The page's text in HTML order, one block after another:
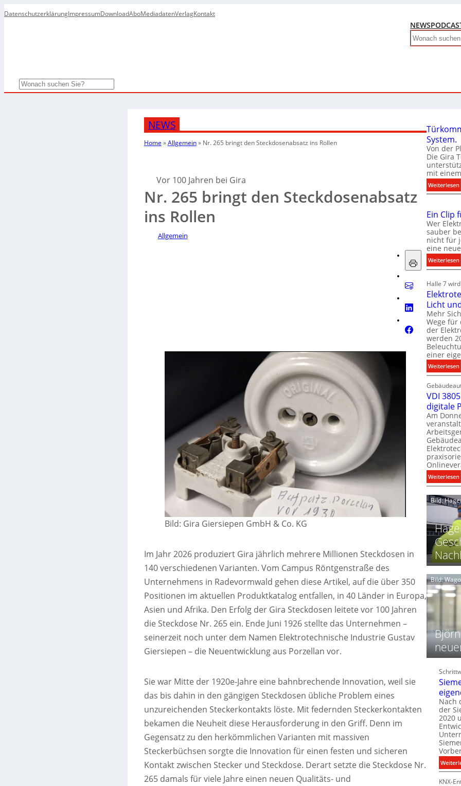
DatenschutzerklärungImpressumDownloadAboMediadatenVerlagKontakt
NEWS
Search
Search
NEWS
Home »Allgemein» Nr. 265 bringt den Steckdosenabsatz ins Rollen
Vor 100 Jahren bei Gira
Nr. 265 bringt den Steckdosenabsatz
ins Rollen
Allgemein
Bild: Gira Giersiepen GmbH & Co. KG
Im Jahr 2026 produziert Gira jährlich mehrere Millionen Steckdosen in
140 verschiedenen Varianten. Vom Campus Röntgenstraße des
Unternehmens in Radevormwald gehen diese Artikel, auf die über 350
Positionen im aktuellen Produktkatalog entfallen, in 40 Länder in Europa,
Asien und Afrika. Den Erfolg der Gira Steckdosen leitete vor 100 Jahren
die Steckdose Nr. 265 ein. Ende Juni 1926 stellte das Unternehmen –
seinerzeit noch unter dem Namen Elektrotechnische Industrie Gustav
Giersiepen – die Neuentwicklung aus Porzellan vor.
Sie war Mitte der 1920e-Jahre eine bahnbrechende Innovation, weil sie
das bis dahin in den gängigen Steckdosen übliche Problem eines
unzureichenden Steckerkontakts löste. Mit federnden Steckerkontakten
bekamen die Neuheit diese Herausforderung in den Griff. Denn im
Gegensatz zu den herkömmlichen Varianten mit massiven
Steckerbüchsen sorgte die Innovation für einen festen und sicheren
Kontakt zwischen Stecker und Steckdose. Derart setzte die Steckdose Nr.
265 damals für viele Jahre einen neuen Qualitäts- und
System.
Von der
Die Gira
mit
Weiterlesen:
r
u
i
k
t
i
i
t
s
t
.
Ein Clip
Wer
sauber
nicht für
eine
Weiterlesen:
l
i
f
r
a
l
l
e
t
e
r
r
ü
Halle 7
Licht
Mehr
Wege für
der
werden
einer
Weiterlesen:
l
e
k
t
r
t
c
n
2
c
h
t
l
e
c
t
VDI
digitale
Am
Weiterlesen:
I
0
5
l
s
s
e
f
r
i
g
i
t
l
P
Bild:
Bild:
Nach
der
2020
KNX-